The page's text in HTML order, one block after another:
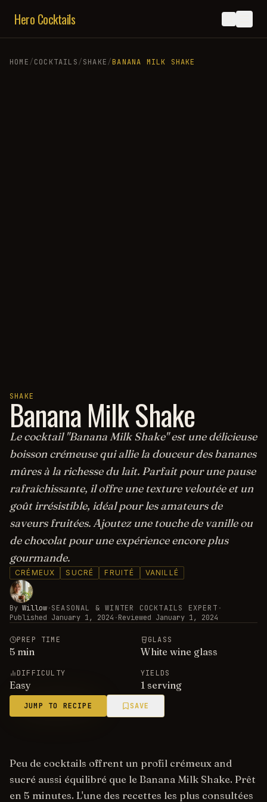
Hero Cocktails
HOME/COCKTAILS/SHAKE/BANANA MILK SHAKE
SHAKE
Banana Milk Shake
Le cocktail "Banana Milk Shake" est une délicieuse
boisson crémeuse qui allie la douceur des bananes
mûres à la richesse du lait. Parfait pour une pause
rafraîchissante, il offre une texture veloutée et un
goût irrésistible, idéal pour les amateurs de
saveurs fruitées. Ajoutez une touche de vanille ou
de chocolat pour une expérience encore plus
gourmande.
CRÉMEUX SUCRÉ FRUITÉ VANILLÉ
By Willow·SEASONAL & WINTER COCKTAILS EXPERT ·
Published January 1, 2024 ·Reviewed January 1, 2024
PREP TIME
5 min
GLASS
White wine glass
DIFFICULTY
Easy
YIELDS
1 serving
JUMP TO RECIPE SAVE
Peu de cocktails offrent un profil crémeux and
sucré aussi équilibré que le Banana Milk Shake. Prêt
en 5 minutes. L'une des recettes les plus consultées